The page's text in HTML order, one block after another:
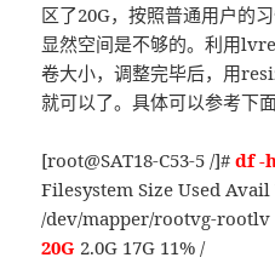
区了20G，按照普通用户的
显然空间是不够的。利用
卷大小，调整完毕后，用
就可以了。具体可以参考下
[root@SAT18-C53-5 /]#df -
Filesystem Size Used
/dev/mapper/rootvg-rootlv
20G 2.0G 17G 11% /